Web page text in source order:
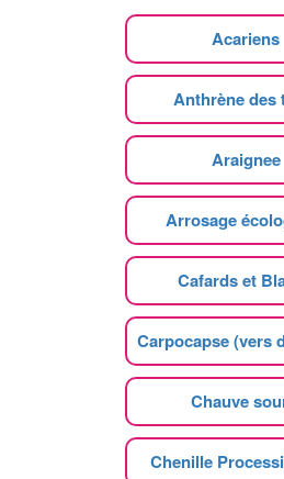
Acariens
Anthrène des
Araignee
Arrosage
Cafards et
Carpocapse (vers
Chauve
Chenille